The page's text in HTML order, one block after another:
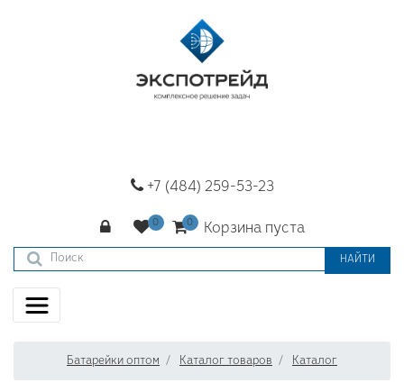
+7 (484) 259-53-23
Корзина пуста
НАЙТИ
Батарейки оптом Каталог товаров Каталог